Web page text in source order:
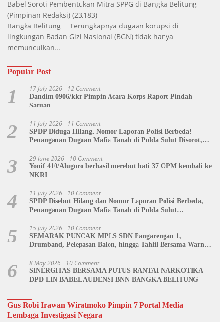
Babel Soroti Pembentukan Mitra SPPG di Bangka Belitung
(Pimpinan Redaksi) (23,183)
Bangka Belitung -- Terungkapnya dugaan korupsi di
lingkungan Badan Gizi Nasional (BGN) tidak hanya
memunculkan...
Popular Post
1 17 July 2026 12 Comment
Dandim 0906/kkr Pimpin Acara Korps Raport Pindah
Satuan
2 11 July 2026 11 Comment
SPDP Diduga Hilang, Nomor Laporan Polisi Berbeda!
Penanganan Dugaan Mafia Tanah di Polda Sulut Disorot,
3 29 June 2026 10 Comment
Yonif 410/Alugoro berhasil merebut hati 37 OPM kembali ke
NKRI
4 11 July 2026 10 Comment
SPDP Disebut Hilang dan Nomor Laporan Polisi Berbeda,
Penanganan Dugaan Mafia Tanah di Polda Sulut
5 15 July 2026 10 Comment
SEMARAK PUNCAK MPLS SDN Pangarengan 1,
Drumband, Pelepasan Balon, hingga Tahlil Bersama Warnai
6 8 May 2026 10 Comment
SINERGITAS BERSAMA PUTUS RANTAI NARKOTIKA
DPD LIN BABEL AUDENSI BNN BANGKA BELITUNG
Gus Robi Irawan Wiratmoko Pimpin 7 Portal Media
Lembaga Investigasi Negara